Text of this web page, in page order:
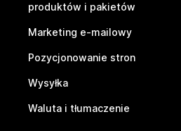
produktów i pakietów
Marketing e-mailowy
Pozycjonowanie stron
Wysyłka
Waluta i tłumaczenie